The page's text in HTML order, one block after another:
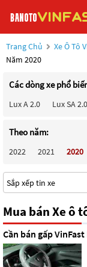
Trang Chủ Xe Ô Tô
Năm 2020
Các dòng xe phổ
Lux A 2.0 Lux SA 2.0
Theo năm:
2022 2021 2020
Mua bán Xe ô
Cần bán gấp